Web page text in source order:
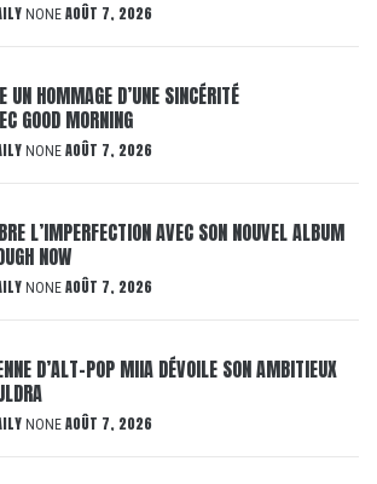
NONE AOÛT 7, 2026
UN HOMMAGE D’UNE SINCÉRITÉ
GOOD MORNING
NONE AOÛT 7, 2026
L’IMPERFECTION AVEC SON NOUVEL ALBUM
NOW
NONE AOÛT 7, 2026
D’ALT-POP MIIA DÉVOILE SON AMBITIEUX
NONE AOÛT 7, 2026